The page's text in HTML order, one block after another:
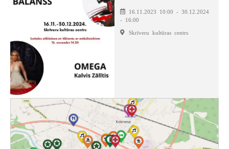
16.11.2023 10:00 - 30.12.2024
- 16:00
Skrīveru kultūras centrs